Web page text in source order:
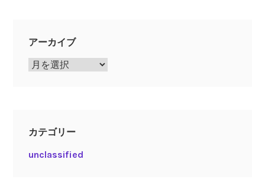
アーカイブ
ア
カテゴリー
unclassified